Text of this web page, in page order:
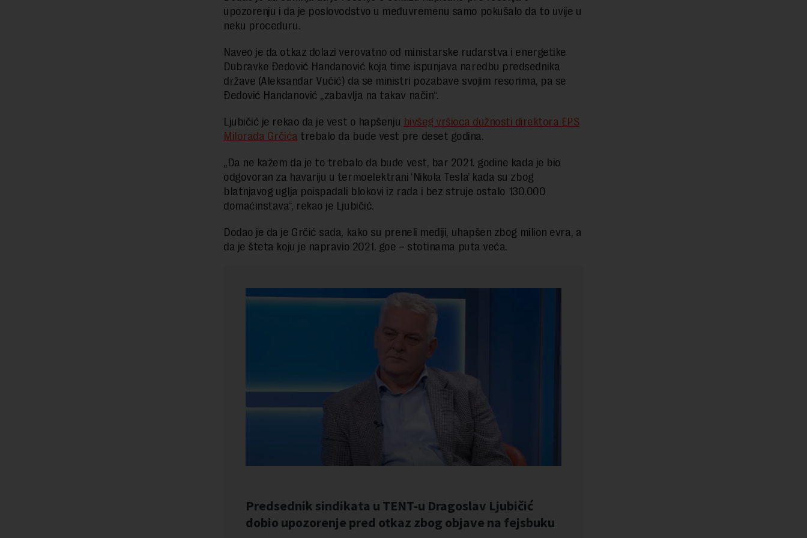
upozorenju i da je poslovodstvo u međuvremenu samo pokušalo da to uvije u
neku proceduru.
Naveo je da otkaz dolazi verovatno od ministarske rudarstva i energetike
Dubravke Đedović Handanović koja time ispunjava naredbu predsednika
države (Aleksandar Vučić) da se ministri pozabave svojim resorima, pa se
Đedović Handanović „zabavlja na takav način“.
Ljubičić je rekao da je vest o hapšenju bivšeg vršioca dužnosti direktora EPS
Milorada Grčića trebalo da bude vest pre deset godina.
„Da ne kažem da je to trebalo da bude vest, bar 2021. godine kada je bio
odgovoran za havariju u termoelektrani ‘Nikola Tesla’ kada su zbog
blatnjavog uglja poispadali blokovi iz rada i bez struje ostalo 130.000
domaćinstava“, rekao je Ljubičić.
Dodao je da je Grčić sada, kako su preneli mediji, uhapšen zbog milion evra, a
da je šteta koju je napravio 2021. goe – stotinama puta veća.